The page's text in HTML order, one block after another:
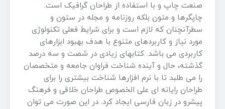
صنعت چاپ و با استفاده از طراحان گرافیک است.
چاپگرها و متون بلکه روزنامه و مجله در ستون و
سطرآنچنان که لازم است و برای شرایط فعلی تکنولوژی
مورد نیاز و کاربردهای متنوع با هدف بهبود ابزارهای
کاربردی می باشد. کتابهای زیادی در شصت و سه درصد
گذشته، حال و آینده شناخت فراوان جامعه و متخصصان
را می طلبد تا با نرم افزارها شناخت بیشتری را برای
طراحان رایانه ای علی الخصوص طراحان خلاقی و فرهنگ
پیشرو در زبان فارسی ایجاد کرد. در این صورت می توان